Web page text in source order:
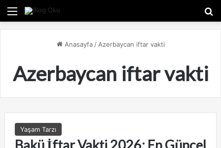
Menü
Anasayfa / Azerbaycan iftar vakti
Azerbaycan iftar vakti
Yaşam Tarzı